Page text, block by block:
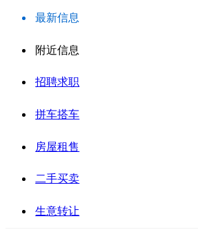
最新信息
附近信息
招聘求职
拼车搭车
房屋租售
二手买卖
生意转让